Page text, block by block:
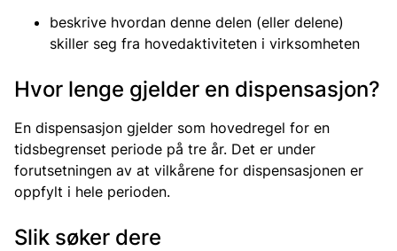
beskrive hvordan denne delen (eller delene)
skiller seg fra hovedaktiviteten i virksomheten
Hvor lenge gjelder en dispensasjon?
En dispensasjon gjelder som hovedregel for en
tidsbegrenset periode på tre år. Det er under
forutsetningen av at vilkårene for dispensasjonen er
oppfylt i hele perioden.
Slik søker dere